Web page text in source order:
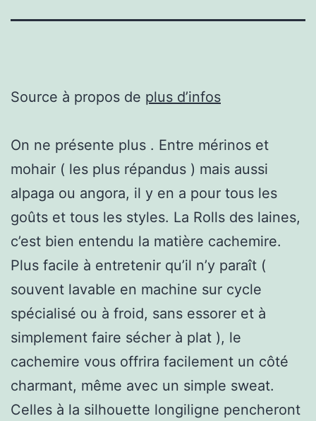
Source à propos de plus d’infos
On ne présente plus . Entre mérinos et
mohair ( les plus répandus ) mais aussi
alpaga ou angora, il y en a pour tous les
goûts et tous les styles. La Rolls des laines,
c’est bien entendu la matière cachemire.
Plus facile à entretenir qu’il n’y paraît (
souvent lavable en machine sur cycle
spécialisé ou à froid, sans essorer et à
simplement faire sécher à plat ), le
cachemire vous offrira facilement un côté
charmant, même avec un simple sweat.
Celles à la silhouette longiligne pencheront